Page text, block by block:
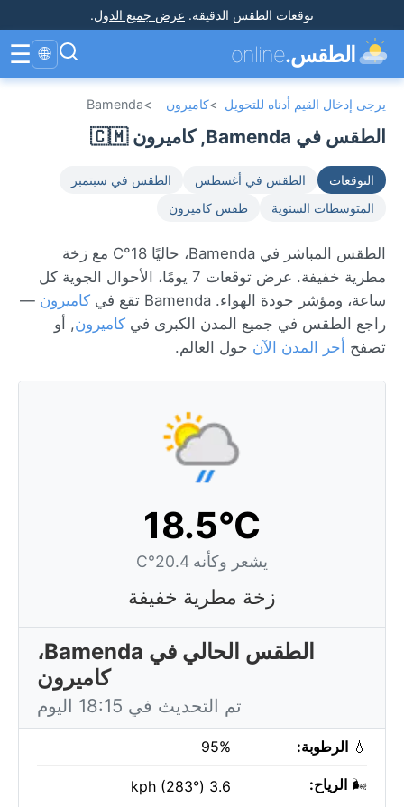
توقعات الطقس الدقيقة. عرض جميع الدول.
الطقس.online
🌐
☰
يرجى إدخال القيم أدناه للتحويل >كاميرون >
Bamenda
الطقس في Bamenda, كاميرون 🇨🇲
التوقعات الطقس في أغسطس
الطقس في سبتمبر
المتوسطات السنوية
طقس كاميرون
الطقس المباشر في Bamenda، حاليًا 18°C مع زخة
مطرية خفيفة. عرض توقعات 7 يومًا، الأحوال الجوية كل
ساعة، ومؤشر جودة الهواء. Bamenda تقع في
كاميرون —
راجع الطقس في جميع المدن الكبرى في كاميرون, أو
تصفح أحر المدن الآن حول العالم.
18.5°C
يشعر وكأنه 20.4°C
زخة مطرية خفيفة
الطقس الحالي في Bamenda،
كاميرون
تم التحديث في 18:15 اليوم
💧 الرطوبة: 95%
🌬️ الرياح: 3.6 kph (283°)